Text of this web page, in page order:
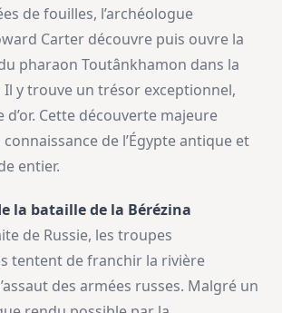
de fouilles, l’archéologue
Carter découvre puis ouvre la
pharaon Toutânkhamon dans la
Il y trouve un trésor exceptionnel,
Cette découverte majeure
de l’Égypte antique et
entier.
la bataille de la Bérézina
de Russie, les troupes
tentent de franchir la rivière
des armées russes. Malgré un